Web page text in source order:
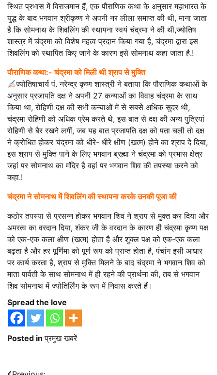
स्थित प्रभास में विराजमान हैं, एक पौराणिक कथा के अनुसार महाभारत के
युद्ध के बाद भगवान श्रीकृष्ण ने अपनी नर लीला समाप्त की थी, माना जाता
है कि सोमनाथ के शिवलिंग की स्थापना स्वयं चंद्रमा ने की थी,ज्योतिष
शास्त्र में चंद्रमा को विशेष महत्व प्रदान किया गया है, चंद्रमा द्वारा इस
शिवलिंग को स्थापित किए जाने के कारण इसे सोमनाथ कहा जाता है.!
पौराणिक कथा:- चंद्रमा को मिली थी श्राप से मुक्ति
ज्योतिषाचार्य पं. नरेन्द्र कृष्ण शास्त्री ने बताया कि पौराणिक कथाओं के
अनुसार प्रजापति दक्ष ने अपनी 27 कन्याओं का विवाह चंद्रमा के साथ
किया था, रोहिणी दक्ष की सभी कन्याओं में से सबसे अधिक सुदर थी,
चंद्रमा रोहिणी को अधिक प्रेम करते थे, इस बात से दक्ष की अन्य पुत्रियां
रोहिणी से बैर रखने लगीं, जब यह बात प्रजापति दक्ष को पता चली तो दक्ष
ने क्रोधित होकर चंद्रमा को धीरे- धीरे क्षीण (खत्म) होने का श्राप दे दिया,
इस श्राप से मुक्ति पाने के लिए भगवान ब्रह्मा ने चंद्रमा को प्रभास क्षेत्र
जहां पर सोमनाथ का मंदिर है वहां पर भगवान शिव की तपस्या करने को
कहा.!
चंद्रमा ने सोमनाथ में शिवलिंग की स्थापना करके उनकी पूजा की
कठोर तपस्या से प्रसन्न होकर भगवान शिव ने श्राप से मुक्त कर दिया और
अमरत्व का वरदान दिया, शंकर जी के वरदान के कारण ही चंद्रमा कृष्ण पक्ष
को एक-एक कला क्षीण (खत्म) होता है और शुक्ल पक्ष को एक-एक कला
बढ़ता है और हर पूर्णिमा को पूर्ण रूप को प्राप्त होता है, पंचांग इसी आधार
पर कार्य करता है, श्राप से मुक्ति मिलने के बाद चंद्रमा ने भगवान शिव को
माता पार्वती के साथ सोमनाथ में ही रहने की प्रार्थना की, तब से भगवान
शिव सोमनाथ में ज्योतिर्लिंग के रूप में निवास करते हैं।
Spread the love
Posted inप्रमुख खबरें